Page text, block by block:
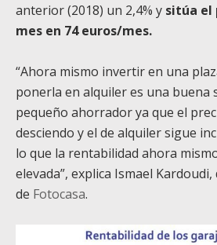
anterior (2018) un 2,4% y sitúa el
mes en 74 euros/mes.
“Ahora mismo invertir en una
ponerla en alquiler es una buena
pequeño ahorrador ya que el
desciendo y el de alquiler sigue
lo que la rentabilidad ahora
elevada”, explica Ismael
de Fotocasa.